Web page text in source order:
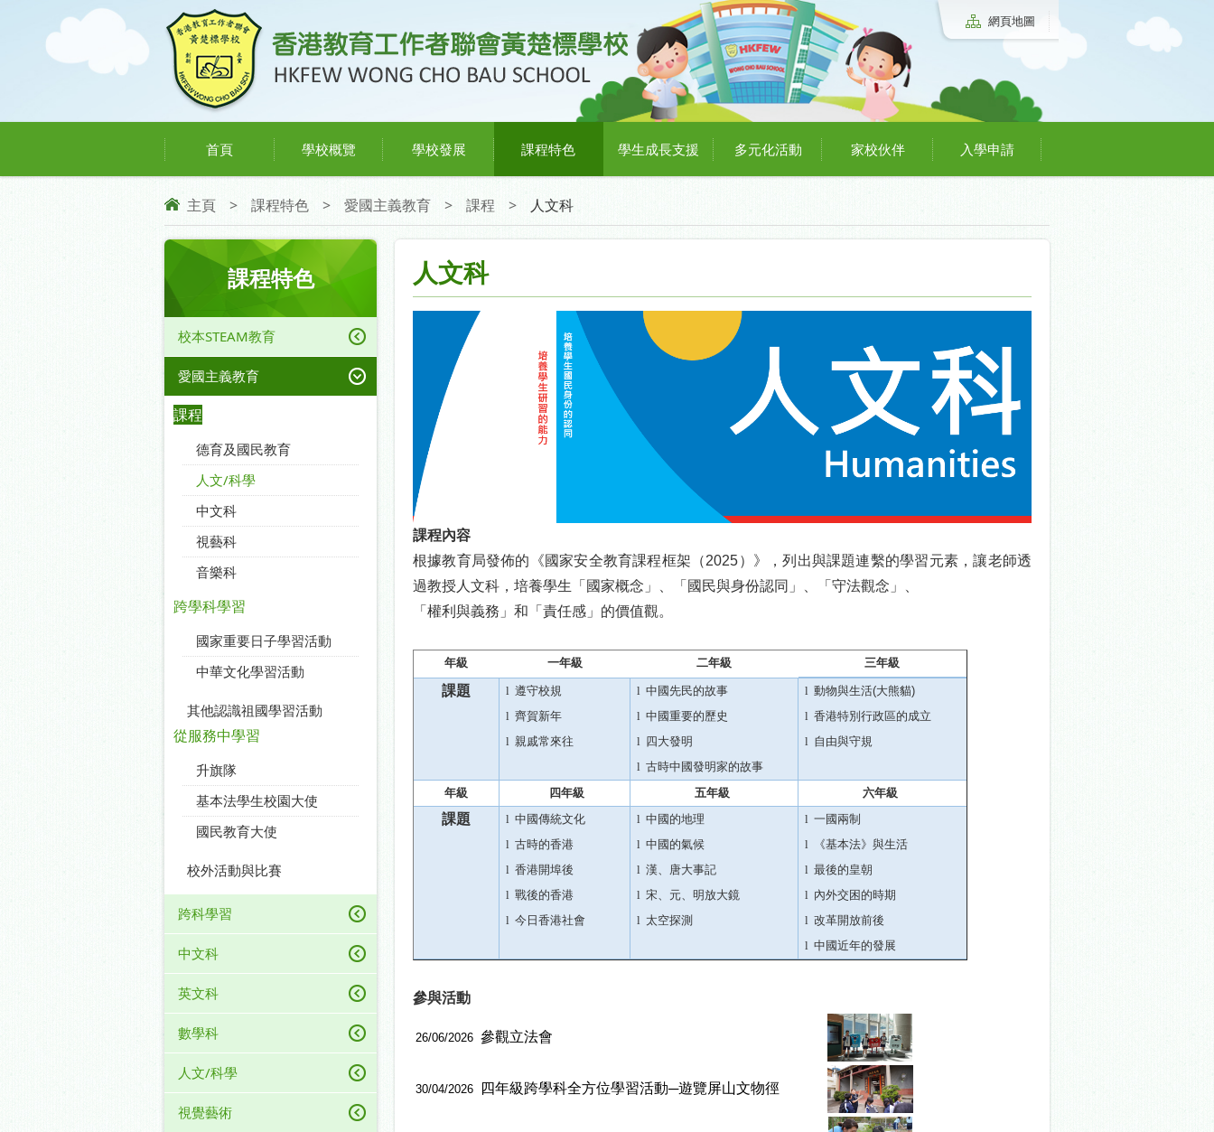
網頁地圖
首頁 學校概覽 學校發展 課程特色 學生成長支援 多元化活動 家校伙伴 入學申請
主頁 > 課程特色 > 愛國主義教育 > 課程 > 人文科
課程特色
校本STEAM教育
愛國主義教育
課程
德育及國民教育
人文/科學
中文科
視藝科
音樂科
跨學科學習
國家重要日子學習活動
中華文化學習活動
其他認識祖國學習活動
從服務中學習
升旗隊
基本法學生校園大使
國民教育大使
校外活動與比賽
跨科學習
中文科
英文科
數學科
人文/科學
視覺藝術
人文科
課程內容
根據教育局發佈的《國家安全教育課程框架（2025）》，列出與課題連繫的學習元素，讓老師透
過教授人文科，培養學生「國家概念」、「國民與身份認同」、
「守法觀念」、
「權利與義務」和「責任感」的價值觀。
年級 一年級 二年級 三年級
課題 l 遵守校規
l 齊賀新年
l 親戚常來往
l 中國先民的故事
l 中國重要的歷史
l 四大發明
l 古時中國發明家的故事
l 動物與生活(大熊貓)
l 香港特別行政區的成立
l 自由與守規
年級 四年級 五年級 六年級
課題 l 中國傳統文化
l 古時的香港
l 香港開埠後
l 戰後的香港
l 今日香港社會
l 中國的地理
l 中國的氣候
l 漢、唐大事記
l 宋、元、明放大鏡
l 太空探測
l 一國兩制
l
《基本法》與生活
l 最後的皇朝
l 內外交困的時期
l 改革開放前後
l 中國近年的發展
參與活動
26/06/2026 參觀立法會
30/04/2026 四年級跨學科全方位學習活動─遊覽屏山文物徑